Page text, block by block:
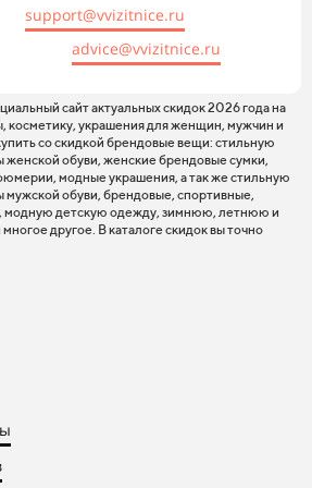
support@vvizitnice.ru
advice@vvizitnice.ru
сайт актуальных скидок 2026 года на
косметику, украшения для женщин, мужчин и
со скидкой брендовые вещи: стильную
обуви, женские брендовые сумки,
модные украшения, а так же стильную
обуви, брендовые, спортивные,
модную детскую одежду, зимнюю, летнюю и
другое. В каталоге скидок вы точно